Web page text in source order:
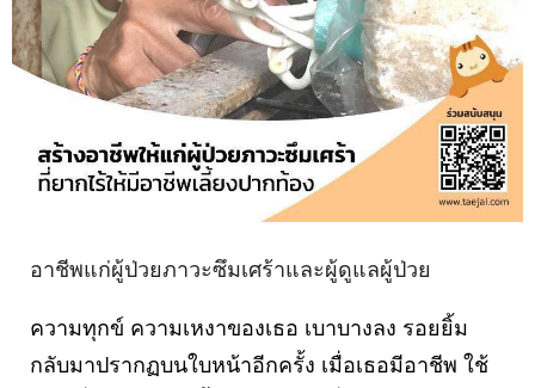
อาชีพแก่ผู้ป่วยภาวะซึมเศร้าและผู้ดูแลผู้ป่วย
ความทุกข์ ความเหงาของเธอ เบาบางลง รอยยิ้ม
กลับมาปรากฏบนใบหน้าอีกครั้ง เมื่อเธอมีอาชีพ ใช้